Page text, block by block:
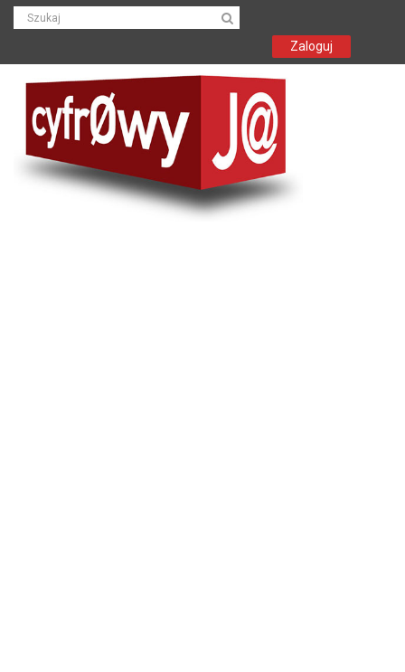
Zaloguj